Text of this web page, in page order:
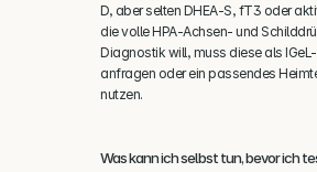
D, aber selten DHEA-S, fT3 oder
die volle HPA-Achsen- und
Diagnostik will, muss diese als
anfragen oder ein passendes
nutzen.
Was kann ich selbst tun, bevor ich